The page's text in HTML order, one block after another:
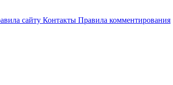
сайту Контакты Правила комментирования